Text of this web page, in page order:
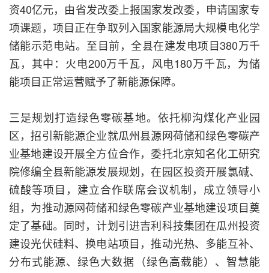
资40亿元，由省发改委上报国家发改委，申请国家专
项课题，项目正在争取列入国家能源局大规模电化学
储能示范电站。至目前，全县在建发电项目380万千
瓦，其中：火电200万千瓦，风电180万千瓦，为储
能项目正常运营赋予了新能源保障。
三是规划打造绿色零碳基地。依托柳沟煤化产业园
区，招引新能源企业就瓜州县源网荷储和绿色零碳产
业基地建设开展全方位合作，委托北京知名化工研究
院修编全县新能源发展规划，在园区投资开展氯碱、
硫酸等项目，建立合作联席会议机制，成立领导小
组，为推动源网荷储和绿色零碳产业基地建设项目奠
定了基础。同时，计划引进吉利科技集团在瓜州投资
建设光伏硅料、换电站项目，推动光热、多能互补、
分布式能源、绿色大数据（绿色高载能）、智慧能